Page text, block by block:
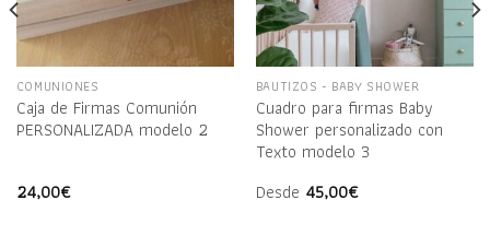
COMUNIONES
Caja de Firmas Comunión
PERSONALIZADA modelo 2
24,00€
BAUTIZOS - BABY SHOWER
Cuadro para firmas Baby
Shower personalizado con
Texto modelo 3
Desde 45,00€